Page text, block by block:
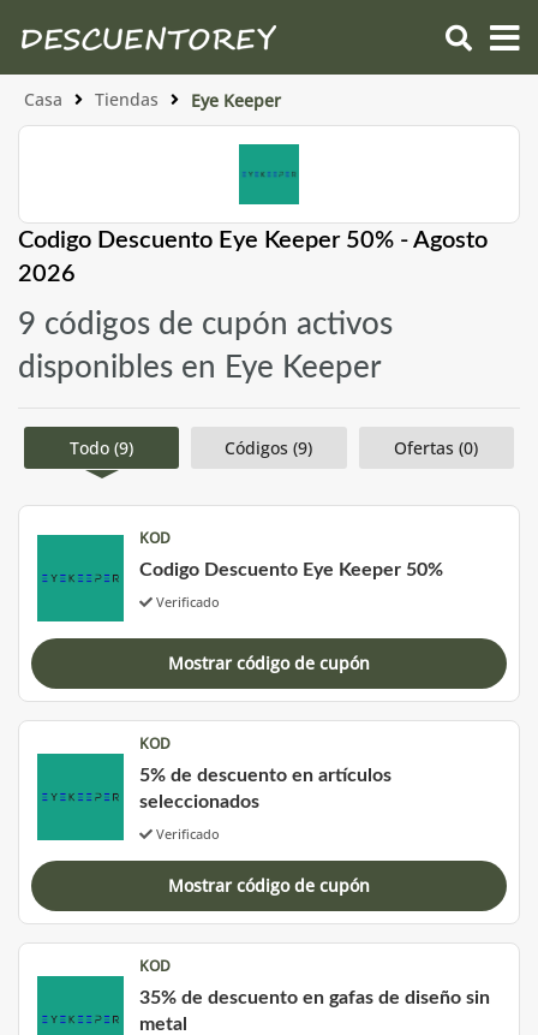
Casa Tiendas Eye Keeper
Codigo Descuento Eye Keeper 50% - Agosto
2026
9 códigos de cupón activos
disponibles en Eye Keeper
Todo (9) Códigos (9) Ofertas (0)
KOD
Codigo Descuento Eye Keeper 50%
Verificado
Mostrar código de cupón
KOD
5% de descuento en artículos
seleccionados
Verificado
Mostrar código de cupón
KOD
35% de descuento en gafas de diseño sin
metal